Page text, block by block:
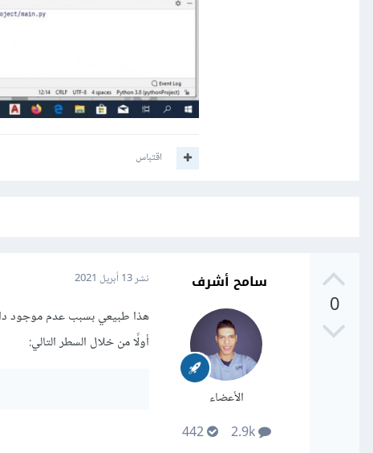
اقتباس
0
سامح أشرف
الأعضاء
2.9k
442
نشر13 أبريل 2021
أولًا من خلال السطر التالي: